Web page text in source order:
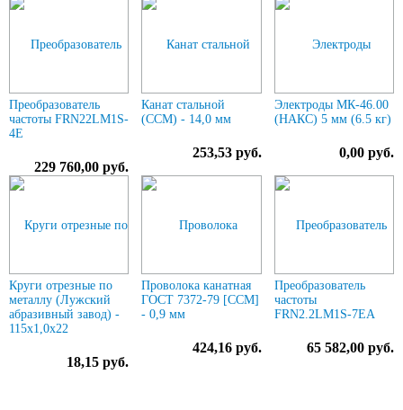
Преобразователь
частоты FRN22LM1S-
4E
229 760,00 руб.
Канат стальной
(ССМ) - 14,0 мм
253,53 руб.
Электроды МК-46.00
(НАКС) 5 мм (6.5 кг)
0,00 руб.
Круги отрезные по
металлу (Лужский
абразивный завод) -
115х1,0х22
18,15 руб.
Проволока канатная
ГОСТ 7372-79 [ССМ]
- 0,9 мм
424,16 руб.
Преобразователь
частоты
FRN2.2LM1S-7EA
65 582,00 руб.